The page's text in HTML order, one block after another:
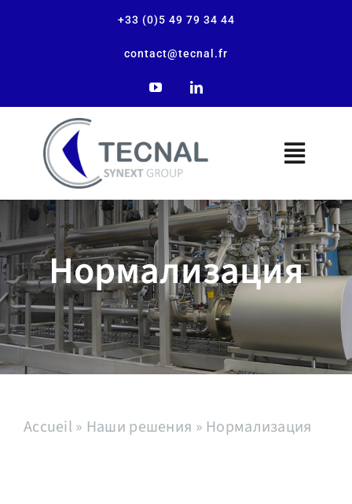
+33 (0)5 49 79 34 44
contact@tecnal.fr
Компания
Наши решения
Наши сегменты рынка
Сервисная служба
Вакансии
Нормализация
Accueil » Наши решения » Нормализация